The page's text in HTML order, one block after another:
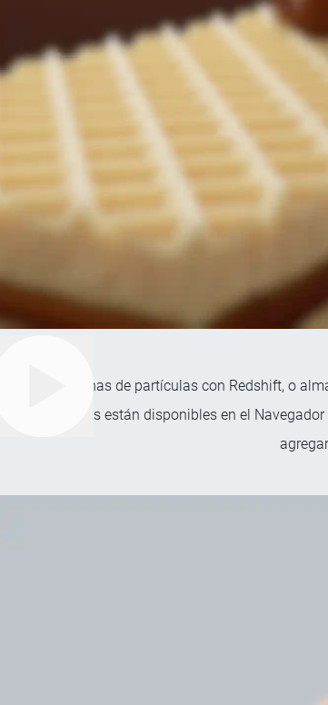
Renderice escenas de partículas con Redshift, o
4D Particles están disponibles en el